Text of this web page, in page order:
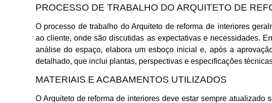
PROCESSO DE TRABALHO DO ARQUITETO DE
O processo de trabalho do Arquiteto de reforma de interiores
ao cliente, onde são discutidas as expectativas e necessidades.
análise do espaço, elabora um esboço inicial e, após a
detalhado, que inclui plantas, perspectivas e especificações
MATERIAIS E ACABAMENTOS UTILIZADOS
O Arquiteto de reforma de interiores deve estar sempre atualizado